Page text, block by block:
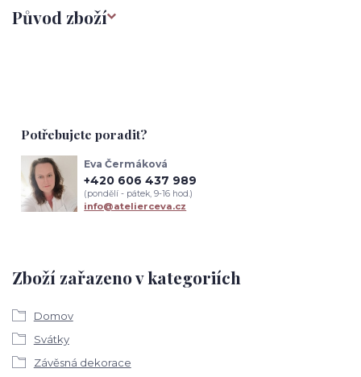
Původ zboží
Zboží zařazeno v kategoriích
Domov
Svátky
Závěsná dekorace
Potřebujete poradit?
Eva Čermáková
+420 606 437 989
(pondělí - pátek, 9-16 hod.)
info@atelierceva.cz